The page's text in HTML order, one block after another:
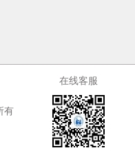
有
在线客服